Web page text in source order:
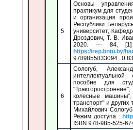
5
Основы
практикум для
и организация
Республики
университет,
Дроздович, Т. В.
2020. — 84,
https://rep.bntu.by/
9789855833094 :
6
Сологуб,
интеллектуальной
пособие для
колесные
транспорт" и
Михайлович
Режим доступа :
ISBN 978-985-525-